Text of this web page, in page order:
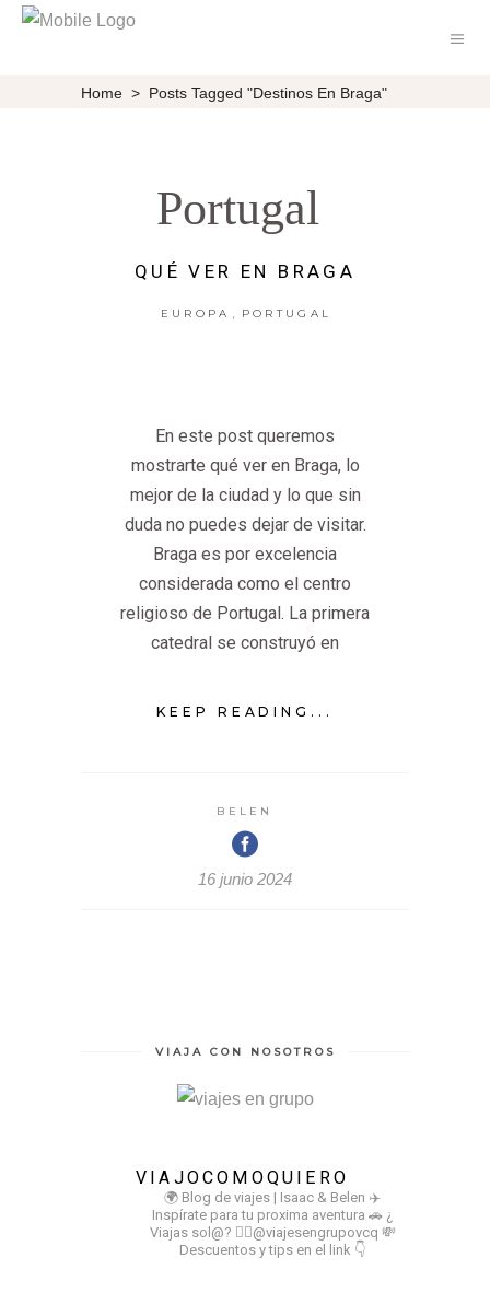
Home > Posts Tagged "destinos En Braga"
Portugal
QUÉ VER EN BRAGA
EUROPA , PORTUGAL
En este post queremos
mostrarte qué ver en Braga, lo
mejor de la ciudad y lo que sin
duda no puedes dejar de visitar.
Braga es por excelencia
considerada como el centro
religioso de Portugal. La primera
catedral se construyó en
KEEP READING...
BELEN
16 junio 2024
VIAJA CON NOSOTROS
VIAJOCOMOQUIERO
🌍 Blog de viajes | Isaac & Belen ✈️
Inspírate para tu proxima aventura 🚗 ¿
Viajas sol@? 👉🏻@viajesengrupovcq 💸
Descuentos y tips en el link 👇